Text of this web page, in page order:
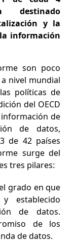
destinado
y la
información
son poco
nivel mundial
políticas de
del OECD
de
de datos,
de 42 países
surge del
tres pilares:
grado en que
establecido
de datos.
de los
de datos.